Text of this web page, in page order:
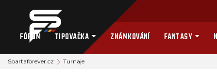
FÓRUM TIPOVAČKA ZNÁMKOVÁNÍ FANTASY
Spartaforever.cz Turnaje